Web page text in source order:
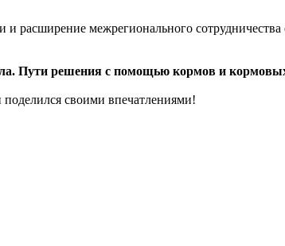
расширение межрегионального
Пути решения с помощью кормов и
своими впечатлениями!